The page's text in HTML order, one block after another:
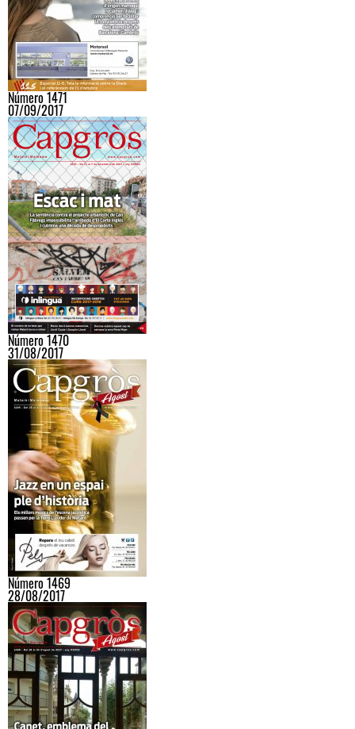
Número 1471
07/09/2017
Número 1470
31/08/2017
Número 1469
28/08/2017